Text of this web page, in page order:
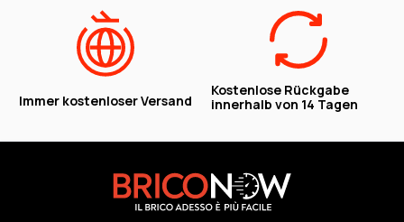
Immer kostenloser Versand
Kostenlose Rückgabe
innerhalb von 14 Tagen